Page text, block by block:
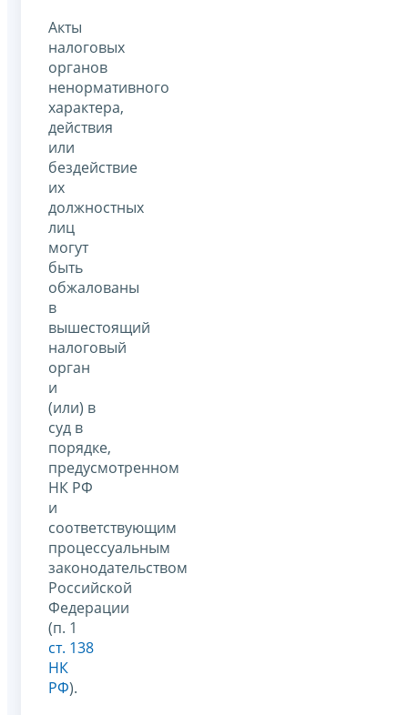
Акты
налоговых
органов
ненормативного
характера,
действия
или
бездействие
их
должностных
лиц
могут
быть
обжалованы
в
вышестоящий
налоговый
орган
и
(или) в
суд в
порядке,
предусмотренном
НК РФ
и
соответствующим
процессуальным
законодательством
Российской
Федерации
(п. 1
ст. 138
НК
РФ).